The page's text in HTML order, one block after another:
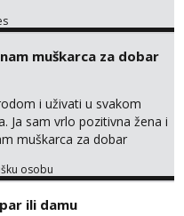
- si fleksibilna s
danom (vikendi i noći su za
o zdravlju i koristiš
se: - debele - frajeri i
muškarca za dobar
i uživati u svakom
Ja sam vrlo pozitivna žena i
muškarca za dobar
me tamo, cekam te!
osobu
ili damu